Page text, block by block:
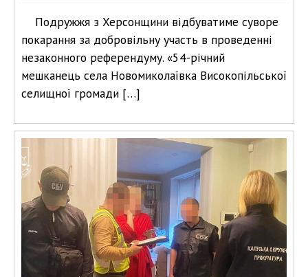
Подружжя з Херсонщини відбуватиме суворе
покарання за добровільну участь в проведенні
незаконного референдуму. «54-річний
мешканець села Новомиколаївка Високопільської
селищної громади […]